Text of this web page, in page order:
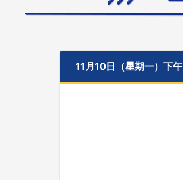
11月10日（星期一）下午